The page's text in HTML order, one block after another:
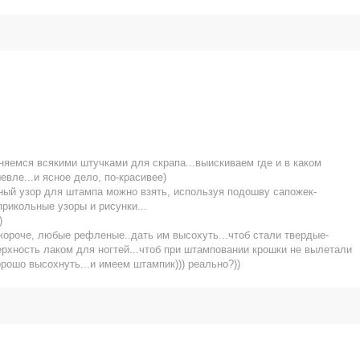
всякими штучками для скрапа...выискиваем где и в каком
ясное дело, по-красивее)
узор для штампа можно взять, используя подошву сапожек-
узоры и рисунки...
любые рефленые..дать им высохуть...чтоб стали твердые-
лаком для ногтей...чтоб при штамповании крошки не вылетали
высохнуть...и имеем штампик))) реально?))